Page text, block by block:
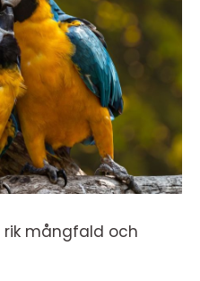
rik mångfald och